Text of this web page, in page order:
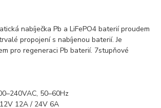
nabíječka Pb a LiFePO4 baterií proudem
propojení s nabíjenou baterií. Je
pro regeneraci Pb baterií. 7stupňové
50–60Hz
12A / 24V 6A